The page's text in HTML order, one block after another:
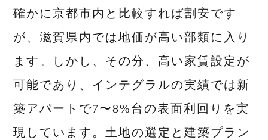
確かに京都市内と比較すれば割安です
が、滋賀県内では地価が高い部類に入り
ます。しかし、その分、高い家賃設定が
可能であり、インテグラルの実績では新
築アパートで7〜8%台の表面利回りを実
現しています。土地の選定と建築プラン